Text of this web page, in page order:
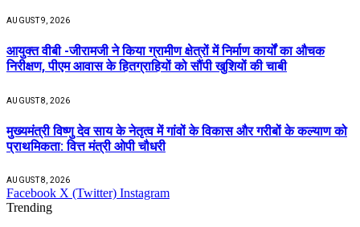
AUGUST 9, 2026
आयुक्त वीबी -जीरामजी ने किया ग्रामीण क्षेत्रों में निर्माण कार्यों का औचक
निरीक्षण, पीएम आवास के हितग्राहियों को सौंपी खुशियों की चाबी
AUGUST 8, 2026
मुख्यमंत्री विष्णु देव साय के नेतृत्व में गांवों के विकास और गरीबों के कल्याण को
प्राथमिकता: वित्त मंत्री ओपी चौधरी
AUGUST 8, 2026
Facebook X (Twitter) Instagram
Trending